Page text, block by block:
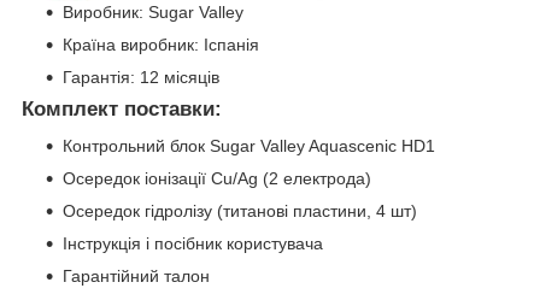
Виробник: Sugar Valley
Країна виробник: Іспанія
Гарантія: 12 місяців
Комплект поставки:
Контрольний блок Sugar Valley Aquascenic HD1
Осередок іонізації Cu/Ag (2 електрода)
Осередок гідролізу (титанові пластини, 4 шт)
Інструкція і посібник користувача
Гарантійний талон